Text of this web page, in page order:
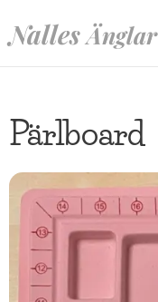
Nalles Änglar
Pärlboard